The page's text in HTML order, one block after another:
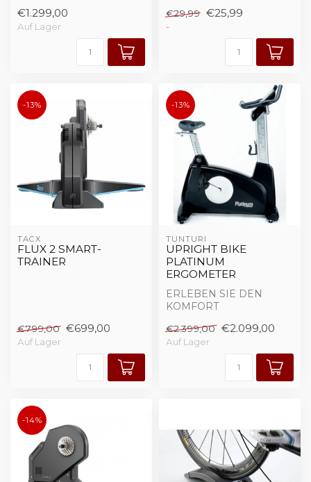
Das...
€1.299,00
Auf Lager
an Ihrem Fahrrad...
€29,99 €25,99
-
-13%
TACX
FLUX 2 SMART-
TRAINER
€799,00 €699,00
Auf Lager
-13%
TUNTURI
UPRIGHT BIKE
PLATINUM
ERGOMETER
ERLEBEN SIE DEN
KOMFORT
der Platinum Serie bietet
alles w...
€2.399,00 €2.099,00
Auf Lager
-14%